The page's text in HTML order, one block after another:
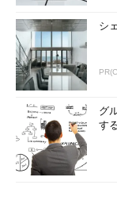
シ
グ
す